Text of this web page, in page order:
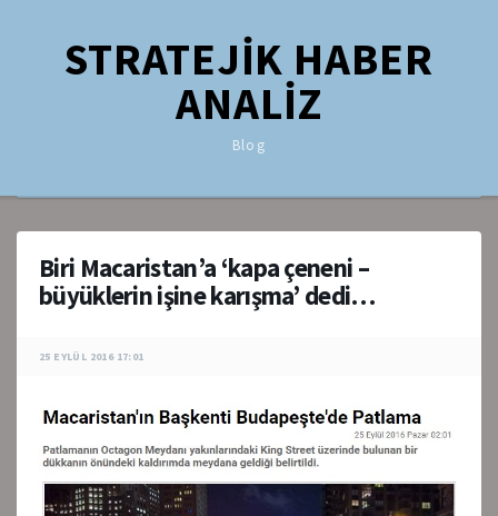
STRATEJİK HABER
ANALİZ
Blog
Biri Macaristan’a ‘kapa çeneni –
büyüklerin işine karışma’ dedi…
25 EYLÜL 2016 17:01